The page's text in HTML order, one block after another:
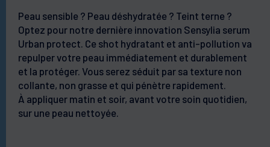
Peau sensible ? Peau déshydratée ? Teint terne ?
Optez pour notre dernière innovation Sensylia serum
Urban protect. Ce shot hydratant et anti-pollution va
repulper votre peau immédiatement et durablement
et la protéger. Vous serez séduit par sa texture non
collante, non grasse et qui pénètre rapidement.
À appliquer matin et soir, avant votre soin quotidien,
sur une peau nettoyée.